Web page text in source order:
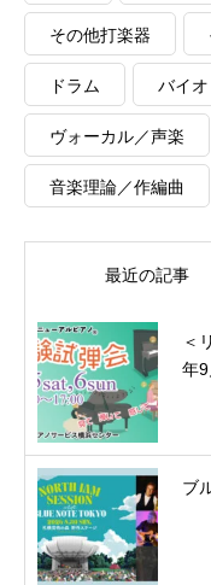
その他打楽器
ドラム バイ
ヴォーカル／声楽
音楽理論／作編曲
最近の記事
＜
年9
ブ